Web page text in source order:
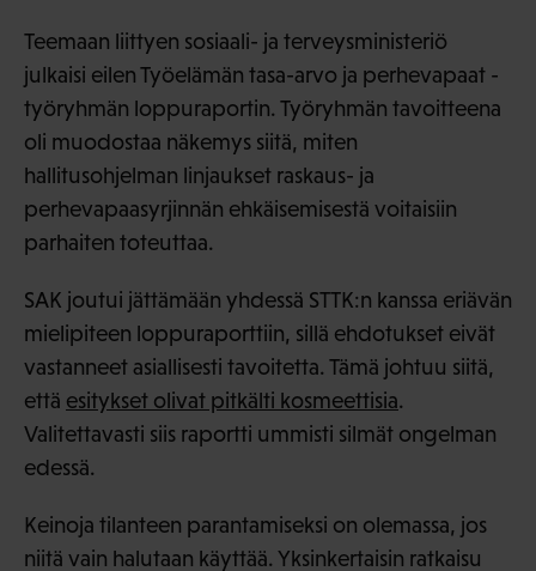
Teemaan liittyen sosiaali- ja terveysministeriö
julkaisi eilen Työelämän tasa-arvo ja perhevapaat -
työryhmän loppuraportin. Työryhmän tavoitteena
oli muodostaa näkemys siitä, miten
hallitusohjelman linjaukset raskaus- ja
perhevapaasyrjinnän ehkäisemisestä voitaisiin
parhaiten toteuttaa.
SAK joutui jättämään yhdessä STTK:n kanssa eriävän
mielipiteen loppuraporttiin, sillä ehdotukset eivät
vastanneet asiallisesti tavoitetta. Tämä johtuu siitä,
että esitykset olivat pitkälti kosmeettisia.
Valitettavasti siis raportti ummisti silmät ongelman
edessä.
Keinoja tilanteen parantamiseksi on olemassa, jos
niitä vain halutaan käyttää. Yksinkertaisin ratkaisu